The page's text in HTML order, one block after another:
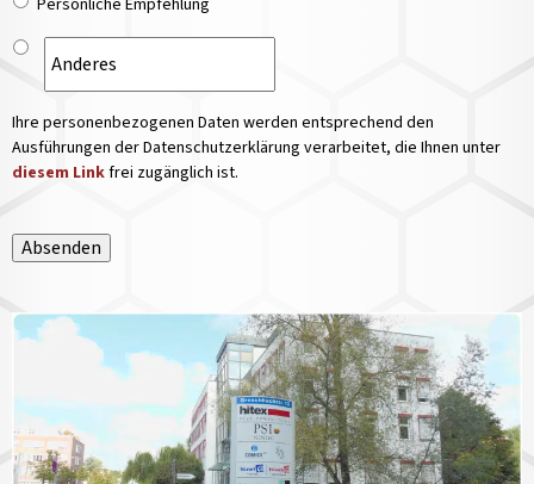
Persönliche Empfehlung
Ihre personenbezogenen Daten werden entsprechend den
Ausführungen der Datenschutzerklärung verarbeitet, die Ihnen unter
diesem Linkfrei zugänglich ist.
Absenden